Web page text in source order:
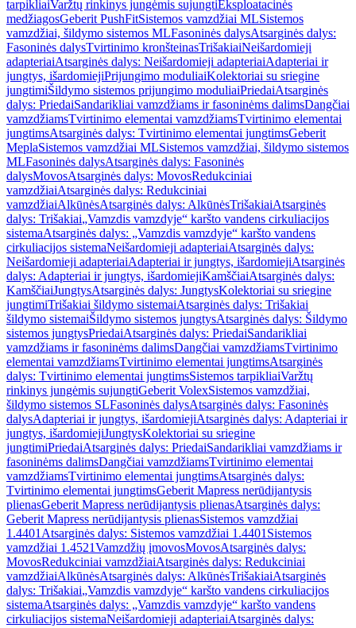
tarpikliaiVaržtų rinkinys jungėmis sujungtiEksploatacinės
medžiagosGeberit PushFitSistemos vamzdžiai MLSistemos
vamzdžiai, šildymo sistemos MLFasoninės dalysAtsarginės dalys:
Fasoninės dalysTvirtinimo kronšteinasTrišakiaiNeišardomieji
adapteriaiAtsarginės dalys: Neišardomieji adapteriaiAdapteriai ir
jungtys, išardomiejiPrijungimo moduliaiKolektoriai su sriegine
jungtimiŠildymo sistemos prijungimo moduliaiPriedaiAtsarginės
dalys: PriedaiSandarikliai vamzdžiams ir fasoninėms dalimsDangčiai
vamzdžiamsTvirtinimo elementai vamzdžiamsTvirtinimo elementai
jungtimsAtsarginės dalys: Tvirtinimo elementai jungtimsGeberit
MeplaSistemos vamzdžiai MLSistemos vamzdžiai, šildymo sistemos
MLFasoninės dalysAtsarginės dalys: Fasoninės
dalysMovosAtsarginės dalys: MovosRedukciniai
vamzdžiaiAtsarginės dalys: Redukciniai
vamzdžiaiAlkūnėsAtsarginės dalys: AlkūnėsTrišakiaiAtsarginės
dalys: Trišakiai„Vamzdis vamzdyje“ karšto vandens cirkuliacijos
sistemaAtsarginės dalys: „Vamzdis vamzdyje“ karšto vandens
cirkuliacijos sistemaNeišardomieji adapteriaiAtsarginės dalys:
Neišardomieji adapteriaiAdapteriai ir jungtys, išardomiejiAtsarginės
dalys: Adapteriai ir jungtys, išardomiejiKamščiaiAtsarginės dalys:
KamščiaiJungtysAtsarginės dalys: JungtysKolektoriai su sriegine
jungtimiTrišakiai šildymo sistemaiAtsarginės dalys: Trišakiai
šildymo sistemaiŠildymo sistemos jungtysAtsarginės dalys: Šildymo
sistemos jungtysPriedaiAtsarginės dalys: PriedaiSandarikliai
vamzdžiams ir fasoninėms dalimsDangčiai vamzdžiamsTvirtinimo
elementai vamzdžiamsTvirtinimo elementai jungtimsAtsarginės
dalys: Tvirtinimo elementai jungtimsSistemos tarpikliaiVaržtų
rinkinys jungėmis sujungtiGeberit VolexSistemos vamzdžiai,
šildymo sistemos SLFasoninės dalysAtsarginės dalys: Fasoninės
dalysAdapteriai ir jungtys, išardomiejiAtsarginės dalys: Adapteriai ir
jungtys, išardomiejiJungtysKolektoriai su sriegine
jungtimiPriedaiAtsarginės dalys: PriedaiSandarikliai vamzdžiams ir
fasoninėms dalimsDangčiai vamzdžiamsTvirtinimo elementai
vamzdžiamsTvirtinimo elementai jungtimsAtsarginės dalys:
Tvirtinimo elementai jungtimsGeberit Mapress nerūdijantysis
plienasGeberit Mapress nerūdijantysis plienasAtsarginės dalys:
Geberit Mapress nerūdijantysis plienasSistemos vamzdžiai
1.4401 Atsarginės dalys: Sistemos vamzdžiai 1.4401 Sistemos
vamzdžiai 1.4521Vamzdžių įmovosMovosAtsarginės dalys:
MovosRedukciniai vamzdžiaiAtsarginės dalys: Redukciniai
vamzdžiaiAlkūnėsAtsarginės dalys: AlkūnėsTrišakiaiAtsarginės
dalys: Trišakiai„Vamzdis vamzdyje“ karšto vandens cirkuliacijos
sistemaAtsarginės dalys: „Vamzdis vamzdyje“ karšto vandens
cirkuliacijos sistemaNeišardomieji adapteriaiAtsarginės dalys: